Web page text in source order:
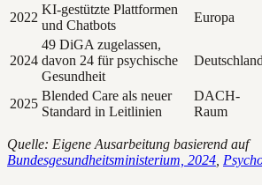
2022
KI-gestützte Plattformen
und Chatbots
Europa
2024
49 DiGA zugelassen,
davon 24 für psychische
Gesundheit
Deutschland
2025
Blended Care als neuer
Standard in Leitlinien
DACH-
Raum
Quelle: Eigene Ausarbeitung basierend auf
Bundesgesundheitsministerium, 2024